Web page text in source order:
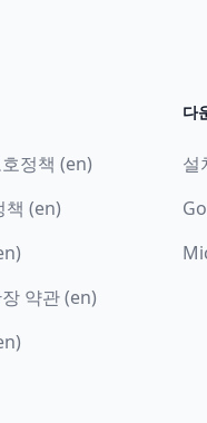
정책 (en)
책 (en)
약관 (en)
다
설